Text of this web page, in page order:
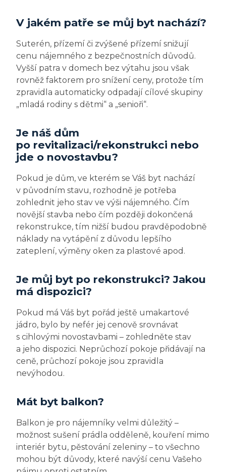
V jakém patře se můj byt nachází?
Suterén, přízemí či zvýšené přízemí snižují
cenu nájemného z bezpečnostních důvodů.
Vyšší patra v domech bez výtahu jsou však
rovněž faktorem pro snížení ceny, protože tím
zpravidla automaticky odpadají cílové skupiny
„mladá rodiny s dětmi“ a „senioři“.
Je náš dům
po revitalizaci/rekonstrukci nebo
jde o novostavbu?
Pokud je dům, ve kterém se Váš byt nachází
v původním stavu, rozhodně je potřeba
zohlednit jeho stav ve výši nájemného. Čím
novější stavba nebo čím později dokončená
rekonstrukce, tím nižší budou pravděpodobně
náklady na vytápění z důvodu lepšího
zateplení, výměny oken za plastové apod.
Je můj byt po rekonstrukci? Jakou
má dispozici?
Pokud má Váš byt pořád ještě umakartové
jádro, bylo by nefér jej cenově srovnávat
s cihlovými novostavbami – zohledněte stav
a jeho dispozici. Neprůchozí pokoje přidávají na
ceně, průchozí pokoje jsou zpravidla
nevýhodou.
Mát byt balkon?
Balkon je pro nájemníky velmi důležitý –
možnost sušení prádla odděleně, kouření mimo
interiér bytu, pěstování zeleniny – to všechno
mohou být důvody, které navýší cenu Vašeho